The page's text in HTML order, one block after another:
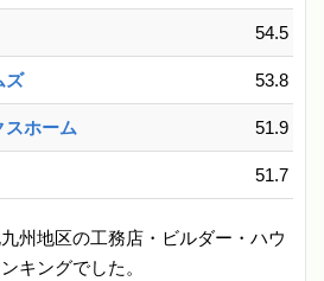
54.5
ズ 53.8
スホーム 51.9
51.7
州地区の工務店・ビルダー・ハウ
キングでした。